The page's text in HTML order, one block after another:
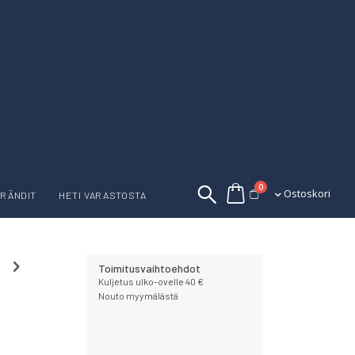
Ostoskori
0tuotettaOstoskori
HETI VARASTOSTA
Toimitusvaihtoehdot
Kuljetus ulko-ovelle 40 €
Nouto myymälästä